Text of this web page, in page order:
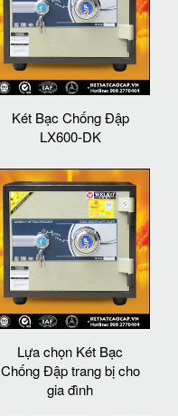
Két Bạc Chống Đập
LX600-DK
Lựa chọn Két Bạc
Chống Đập trang bị cho
gia đình